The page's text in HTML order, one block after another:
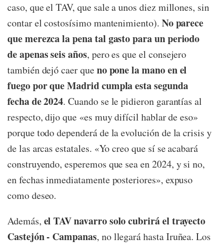
caso, que el TAV, que sale a unos diez millones, sin
contar el costosísimo mantenimiento). No parece
que merezca la pena tal gasto para un periodo
de apenas seis años, pero es que el consejero
también dejó caer queno pone la mano en el
fuego por que Madrid cumpla esta segunda
fecha de 2024. Cuando se le pidieron garantías al
respecto, dijo que «es muy difícil hablar de eso»
porque todo dependerá de la evolución de la crisis y
de las arcas estatales. «Yo creo que sí se acabará
construyendo, esperemos que sea en 2024, y si no,
en fechas inmediatamente posteriores», expuso
como deseo.
Además, el TAV navarro solo cubrirá el trayecto
Castejón - Campanas, no llegará hasta Iruñea. Los